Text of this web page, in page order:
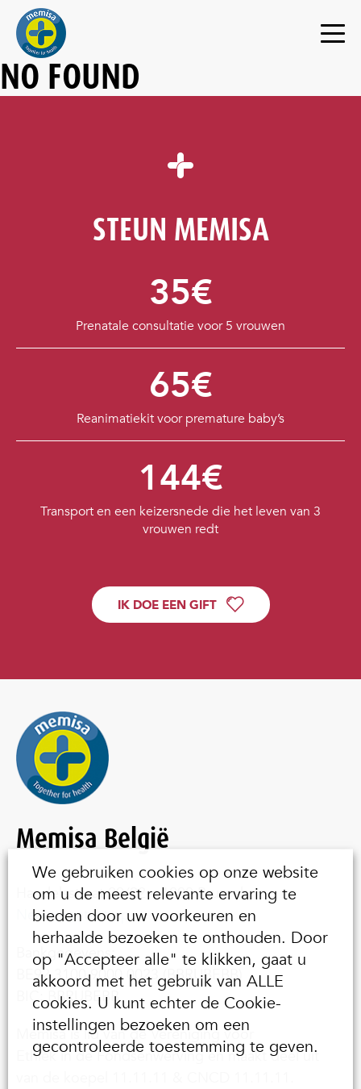
NO FOUND
STEUN MEMISA
35€
Prenatale consultatie voor 5 vrouwen
65€
Reanimatiekit voor premature baby’s
144€
Transport en een keizersnede die het leven van 3
vrouwen redt
IK DOE EEN GIFT
Memisa België
Handelsstraat 20/22 – 1000 Brussel
Neem contact op
Bankgegevens:
BE92 3100 9000 0023 (BBRUBEBB)
BIC: BBRUBEBB
Memisa is lid van de Vereniging voor
Ethiek in de Fondsenwerving en maakt deel uit
We gebruiken cookies op onze website
om u de meest relevante ervaring te
bieden door uw voorkeuren en
herhaalde bezoeken te onthouden. Door
op "Accepteer alle" te klikken, gaat u
akkoord met het gebruik van ALLE
cookies. U kunt echter de Cookie-
instellingen bezoeken om een
gecontroleerde toestemming te geven.